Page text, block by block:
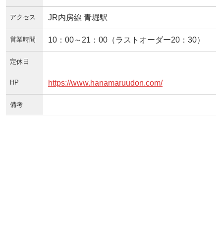
アクセス JR内房線 青堀駅
営業時間 10：00～21：00（ラストオーダー20：30）
定休日
HP https://www.hanamaruudon.com/
備考